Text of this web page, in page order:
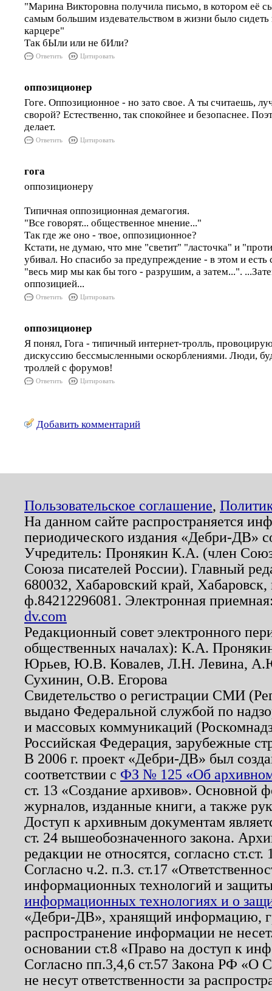
"Марина Викторовна получила письмо, в котором её
самым большим издевательством в жизни было сидеть
карцере"
Так бЫли или не бИли?
Ответить Цитировать
оппозиционер
Гоге. Оппозиционное - но зато свое. А ты считаешь,
сворой? Естественно, так спокойнее и безопаснее.
делает.
Ответить Цитировать
гога
оппозиционеру
Типичная оппозиционная демагогия.
"Все говорят... общественное мнение..."
Так где же оно - твое, оппозиционное?
Кстати, не думаю, что мне "светит" "ласточка" и
убивал. Но спасибо за предупреждение - в этом и
"весь мир мы как бы того - разрушим, а затем...".
оппозицией...
Ответить Цитировать
оппозиционер
Я понял, Гога - типичный интернет-тролль,
дискуссию бессмысленными оскорблениями. Люди,
троллей с форумов!
Ответить Цитировать
Добавить комментарий
Пользовательское соглашение,
На данном сайте распространяется
периодического издания «Дебри-ДВ»
Учредитель: Пронякин К.А. (член
Союза писателей России). Главный
680032, Хабаровский край,
ф.84212296081. Электронная
dv.com
Редакционный совет электронного
общественных началах): К.А.
Юрьев, Ю.В. Ковалев, Л.Н. Левина,
Сухинин, О.В. Егорова
Свидетельство о регистрации СМИ
выдано Федеральной службой по
и массовых коммуникаций
Российская Федерация, зарубежные
В 2006 г. проект «Дебри-ДВ» был
соответствии с ФЗ № 125 «Об
ст. 13 «Создание архивов». Основной
журналов, изданные книги, а также
Доступ к архивным документам
ст. 24 вышеобозначенного закона.
редакции не относятся, согласно
Согласно ч.2. п.3. ст.17
информационных технологий и
информационных технологиях и о
«Дебри-ДВ», хранящий информацию,
распространение информации не
основании ст.8 «Право на доступ к
Согласно пп.3,4,6 ст.57 Закона РФ «О
не несут ответственности за